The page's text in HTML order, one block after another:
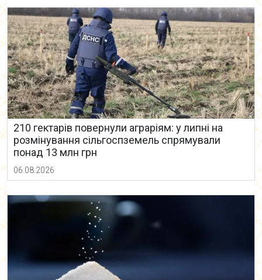
210 гектарів повернули аграріям: у липні на
розмінування сільгоспземель спрямували
понад 13 млн грн
06.08.2026